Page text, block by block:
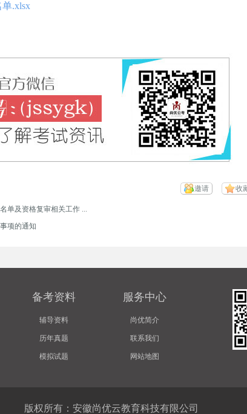
.xlsx
收
邀请
单及资格复审相关工作 ...
项的通知
备考资料
辅导资料
历年真题
模拟试题
服务中心
尚优简介
联系我们
网站地图
版权所有：安徽尚优云教育科技有限公司